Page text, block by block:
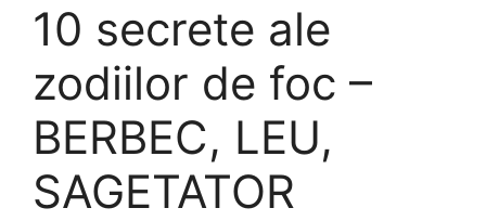
10 secrete ale
zodiilor de foc –
BERBEC, LEU,
SAGETATOR